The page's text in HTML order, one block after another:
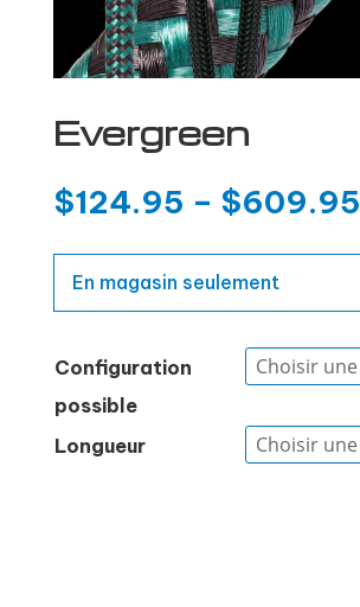
Evergreen
$124.95 – $609.95
En magasin seulement
Configuration
possible
Longueur